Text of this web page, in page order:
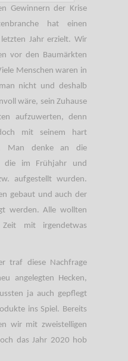
Gewinnern der Krise
hat einen
Jahr erzielt. Wir
vor den Baumärkten
Menschen waren in
nicht und deshalb
wäre, sein Zuhause
aufzuwerten, denn
mit seinem hart
Man denke an die
die im Frühjahr und
aufgestellt wurden.
gebaut und auch der
werden. Alle wollten
mit irgendetwas
traf diese Nachfrage
angelegten Hecken,
ja auch gepflegt
ins Spiel. Bereits
wir mit zweistelligen
das Jahr 2020 hob